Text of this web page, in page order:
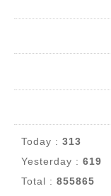
Today : 313
Yesterday : 619
Total : 855865